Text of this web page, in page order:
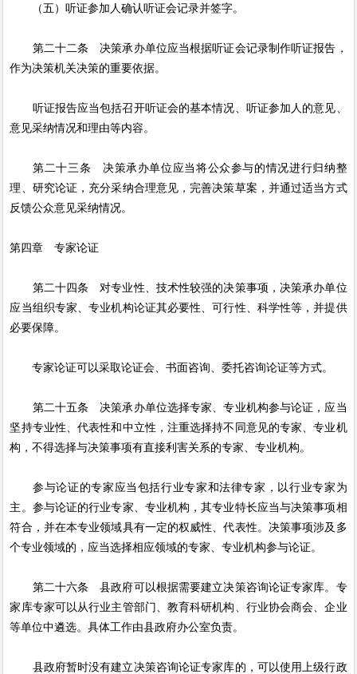
（五）听证参加人确认听证会记录并签字。
第二十二条 决策承办单位应当根据听证会记录制作听证报告，
作为决策机关决策的重要依据。
听证报告应当包括召开听证会的基本情况、听证参加人的意见、
意见采纳情况和理由等内容。
第二十三条 决策承办单位应当将公众参与的情况进行归纳整
理、研究论证，充分采纳合理意见，完善决策草案，并通过适当方式
反馈公众意见采纳情况。
第四章 专家论证
第二十四条 对专业性、技术性较强的决策事项，决策承办单位
应当组织专家、专业机构论证其必要性、可行性、科学性等，并提供
必要保障。
专家论证可以采取论证会、书面咨询、委托咨询论证等方式。
第二十五条 决策承办单位选择专家、专业机构参与论证，应当
坚持专业性、代表性和中立性，注重选择持不同意见的专家、专业机
构，不得选择与决策事项有直接利害关系的专家、专业机构。
参与论证的专家应当包括行业专家和法律专家，以行业专家为
主。参与论证的行业专家、专业机构，其专业特长应当与决策事项相
符合，并在本专业领域具有一定的权威性、代表性。决策事项涉及多
个专业领域的，应当选择相应领域的专家、专业机构参与论证。
第二十六条 县政府可以根据需要建立决策咨询论证专家库。专
家库专家可以从行业主管部门、教育科研机构、行业协会商会、企业
等单位中遴选。具体工作由县政府办公室负责。
县政府暂时没有建立决策咨询论证专家库的，可以使用上级行政